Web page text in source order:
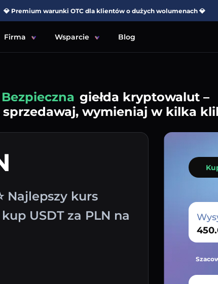
💎 Premium warunki OTC dla klientów o dużych wolumenach 💎
Firma Wsparcie Blog
Prosta
giełda kryptowalut –
sprzedawaj, wymieniaj w kilka
Najlepszy kurs
USDT za PLN na